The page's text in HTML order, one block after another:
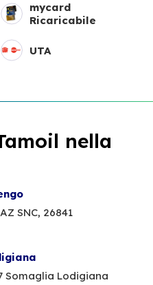
mycard
Ricaricabile
UTA
nella
SNC, 26841
Somaglia Lodigiana